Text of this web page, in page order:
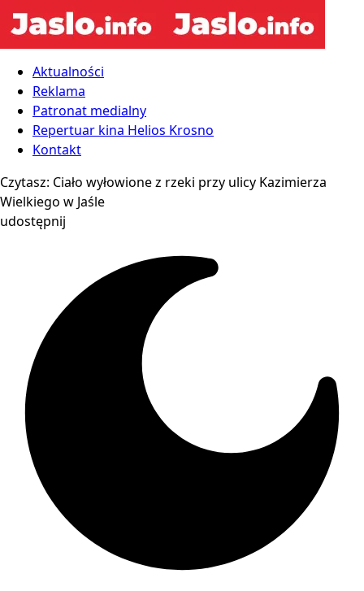
Aktualności
Reklama
Patronat medialny
Repertuar kina Helios Krosno
Kontakt
Czytasz: Ciało wyłowione z rzeki przy ulicy Kazimierza
Wielkiego w Jaśle
udostępnij